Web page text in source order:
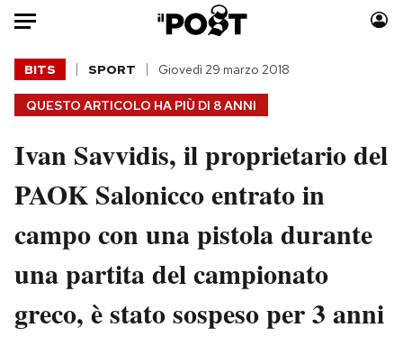
Auto
HOME
Italia
Politica
Tecnologia
Internet
Scienza
Cultura
Economia
Moda
Consumismi
Storie/Idee
Media
Altrecose
QUESTO ARTICOLO HA PIÙ DI 8 ANNI
BITS SPORT Giovedì 29 marzo 2018
Ivan Savvidis, il proprietario del
PAOK Salonicco entrato in
campo con una pistola durante
una partita del campionato
greco, è stato sospeso per 3 anni